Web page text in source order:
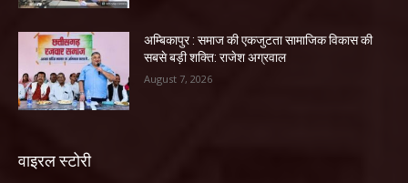
अम्बिकापुर : समाज की एकजुटता सामाजिक विकास की
सबसे बड़ी शक्ति: राजेश अग्रवाल
August 7, 2026
वाइरल स्टोरी